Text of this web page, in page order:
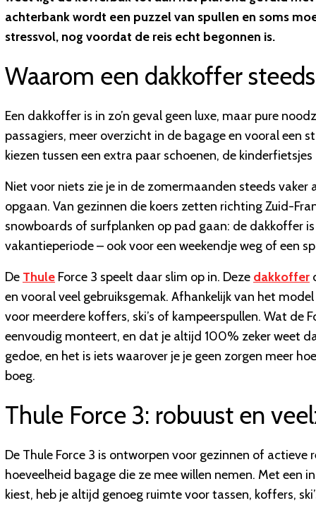
achterbank wordt een puzzel van spullen en soms
stressvol, nog voordat de reis echt begonnen is.
Waarom een dakkoffer
Een dakkoffer is in zo’n geval geen luxe, maar pure
passagiers, meer overzicht in de bagage en vooral een
kiezen tussen een extra paar schoenen, de
Niet voor niets zie je in de zomermaanden steeds
opgaan. Van gezinnen die koers zetten richting Zuid-
snowboards of surfplanken op pad gaan: de dakkoffer
vakantieperiode – ook voor een weekendje weg of een
De Thule Force 3 speelt daar slim op in. Deze dakkoffer
en vooral veel gebruiksgemak. Afhankelijk van het
voor meerdere koffers, ski’s of kampeerspullen. Wat de
eenvoudig monteert, en dat je altijd 100% zeker weet
gedoe, en het is iets waarover je je geen zorgen meer
boeg.
Thule Force 3: robuust en
De Thule Force 3 is ontworpen voor gezinnen of
hoeveelheid bagage die ze mee willen nemen. Met
kiest, heb je altijd genoeg ruimte voor tassen, koffers,